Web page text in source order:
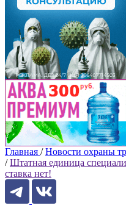
Главная / Новости охраны
/ Штатная единица
ставка нет!